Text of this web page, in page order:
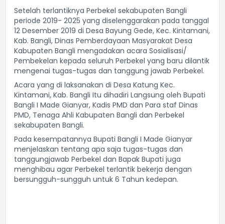
Setelah terlantiknya Perbekel sekabupaten Bangli
periode 2019- 2025 yang diselenggarakan pada tanggal
12 Desember 2019 di Desa Bayung Gede, Kec. Kintamani,
Kab. Bangli, Dinas Pemberdayaan Masyarakat Desa
Kabupaten Bangli mengadakan acara Sosialisasi/
Pembekelan kepada seluruh Perbekel yang baru dilantik
mengenai tugas-tugas dan tanggung jawab Perbekel.
Acara yang di laksanakan di Desa Katung Kec.
Kintamani, Kab. Bangli Itu dihadiri Langsung oleh Bupati
Bangli I Made Gianyar, Kadis PMD dan Para staf Dinas
PMD, Tenaga Ahli Kabupaten Bangli dan Perbekel
sekabupaten Bangli.
Pada kesempatannya Bupati Bangli I Made Gianyar
menjelaskan tentang apa saja tugas-tugas dan
tanggungjawab Perbekel dan Bapak Bupati juga
menghibau agar Perbekel terlantik bekerja dengan
bersungguh-sungguh untuk 6 Tahun kedepan.